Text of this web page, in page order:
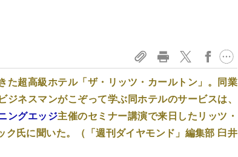
た超高級ホテル「ザ・リッツ・カールトン」。同業
ネスマンがこぞって学ぶ同ホテルのサービスは、
ングエッジ主催のセミナー講演で来日したリッツ・
氏に聞いた。（「週刊ダイヤモンド」編集部 臼井